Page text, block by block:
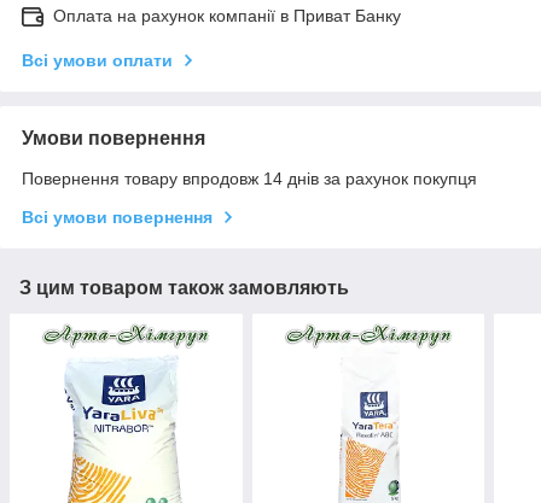
Оплата на рахунок компанії в Приват Банку
Всі умови оплати
Умови повернення
Повернення товару впродовж 14 днів за рахунок покупця
Всі умови повернення
З цим товаром також замовляють